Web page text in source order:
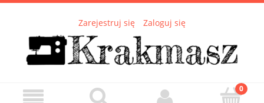
Zarejestruj się Zaloguj się